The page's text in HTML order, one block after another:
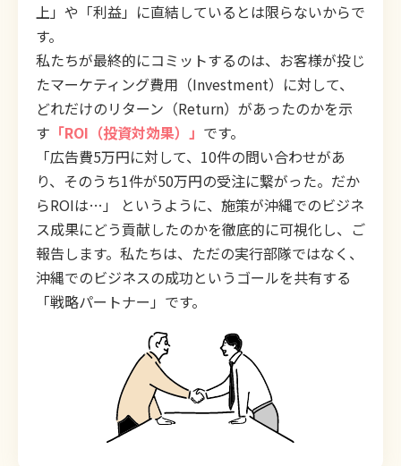
上」や「利益」に直結しているとは限らないからで
す。
私たちが最終的にコミットするのは、お客様が投じ
たマーケティング費用（Investment）に対して、
どれだけのリターン（Return）があったのかを示
す 「ROI（投資対効果）」 です。
「広告費5万円に対して、10件の問い合わせがあ
り、そのうち1件が50万円の受注に繋がった。だか
らROIは…」 というように、施策が沖縄でのビジネ
ス成果にどう貢献したのかを徹底的に可視化し、ご
報告します。私たちは、ただの実行部隊ではなく、
沖縄でのビジネスの成功というゴールを共有する
「戦略パートナー」です。